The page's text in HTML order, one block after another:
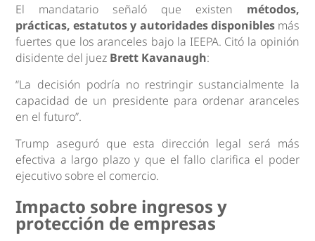
El mandatario señaló que existen métodos,
prácticas, estatutos y autoridades disponiblesmás
fuertes que los aranceles bajo la IEEPA. Citó la opinión
disidente del juez Brett Kavanaugh:
“La decisión podría no restringir sustancialmente la
capacidad de un presidente para ordenar aranceles
en el futuro”.
Trump aseguró que esta dirección legal será más
efectiva a largo plazo y que el fallo clarifica el poder
ejecutivo sobre el comercio.
Impacto sobre ingresos y
protección de empresas